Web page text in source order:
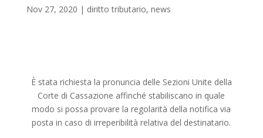
Nov 27, 2020 | diritto tributario, news
È stata richiesta la pronuncia delle Sezioni Unite della
Corte di Cassazione affinché stabiliscano in quale
modo si possa provare la regolarità della notifica via
posta in caso di irreperibilità relativa del destinatario.